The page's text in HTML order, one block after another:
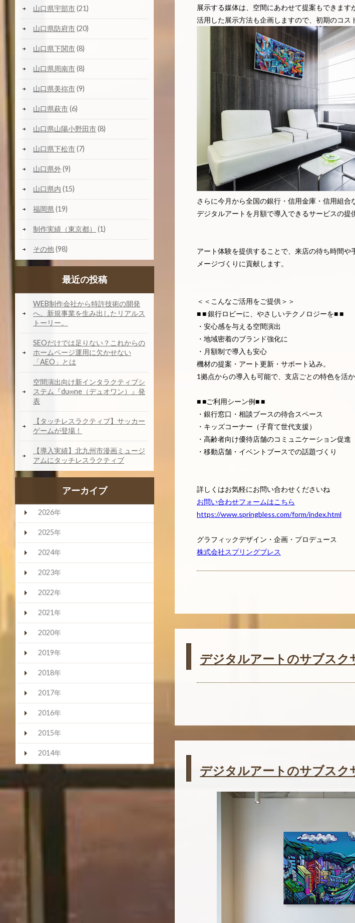
展示する媒体は、空間にあわせて提案もできま
活用した展示方法も企画しますので、初期のコス
さらに今月から全国の銀行・信用金庫・信用組合
デジタルアートを月額で導入できるサービスの提
アート体験を提供することで、来店の待ち時間
メージづくりに貢献します。
＜＜こんなご活用をご提供＞＞
■ ■ 銀行ロビーに、やさしいテクノロジーを■ ■
・安心感を与える空間演出
・地域密着のブランド強化に
・月額制で導入も安心
機材の提案・アート更新・サポート込み。
1拠点からの導入も可能で、支店ごとの特色を活
■ ■ご利用シーン例■ ■
・銀行窓口・相談ブースの待合スペース
・キッズコーナー（子育て世代支援）
・高齢者向け優待店舗のコミュニケーション促進
・移動店舗・イベントブースでの話題づくり
詳しくはお気軽にお問い合わせくださいね
お問い合わせフォームはこちら
https://www.springbless.com/form/index.html
グラフィックデザイン・企画・プロデュース
株式会社スプリングブレス
デジタルアートのサブスク
デジタルアートのサブスク
山口県宇部市(21)
山口県防府市(20)
山口県下関市(8)
山口県周南市(8)
山口県美祢市(9)
山口県萩市(6)
山口県山陽小野田市(8)
山口県下松市(7)
山口県外(9)
山口県内 (15)
福岡県(19)
制作実績（東京都） (1)
その他(98)
最近の投稿
WEB制作会社から特許技術の開発
へ。新規事業を生み出したリアルス
トーリー。
SEOだけでは足りない？これからの
ホームページ運用に欠かせない
「AEO」とは
空間演出向け新インタラクティブシ
ステム『du∞ne（デュオワン）』発
表
【タッチレスラクティブ】サッカー
ゲームが登場！
【導入実績】北九州市漫画ミュージ
アムにタッチレスラクティブ
アーカイブ
2026年
2025年
2024年
2023年
2022年
2021年
2020年
2019年
2018年
2017年
2016年
2015年
2014年